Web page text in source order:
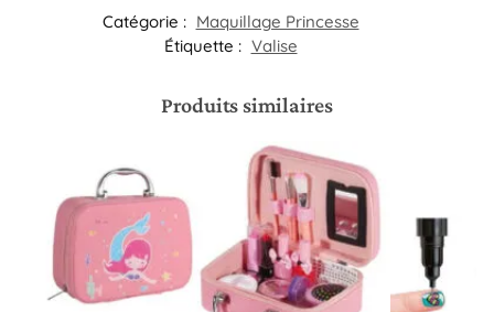
Catégorie : Maquillage Princesse
Étiquette : Valise
Produits similaires